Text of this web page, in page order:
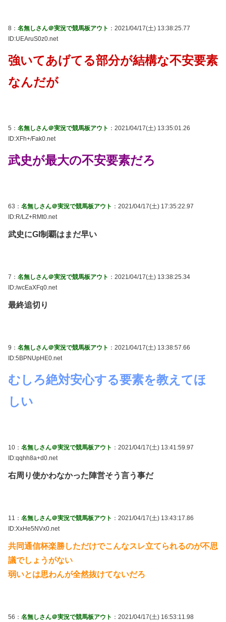
8： 名無しさん＠実況で競馬板アウト ：2021/04/17(土) 13:38:25.77
ID:UEAruS0z0.net
強いてあげてる部分が結構な不安要素
なんだが
5： 名無しさん＠実況で競馬板アウト ：2021/04/17(土) 13:35:01.26
ID:XFh+/Fak0.net
武史が最大の不安要素だろ
63： 名無しさん＠実況で競馬板アウト ：2021/04/17(土) 17:35:22.97
ID:R/LZ+RMt0.net
武史にGI制覇はまだ早い
7： 名無しさん＠実況で競馬板アウト ：2021/04/17(土) 13:38:25.34
ID:/wcEaXFq0.net
最終追切り
9： 名無しさん＠実況で競馬板アウト ：2021/04/17(土) 13:38:57.66
ID:5BPNUpHE0.net
むしろ絶対安心する要素を教えてほ
しい
10： 名無しさん＠実況で競馬板アウト ：2021/04/17(土) 13:41:59.97
ID:qqhh8a+d0.net
右周り使かわなかった陣営そう言う事だ
11： 名無しさん＠実況で競馬板アウト ：2021/04/17(土) 13:43:17.86
ID:XxHe5NVx0.net
共同通信杯楽勝しただけでこんなスレ立てられるのが不思
議でしょうがない
弱いとは思わんが全然抜けてないだろ
56： 名無しさん＠実況で競馬板アウト ：2021/04/17(土) 16:53:11.98